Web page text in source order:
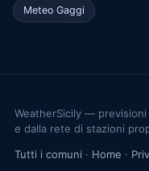
Meteo Gaggi
WeatherSicily — previsioni
e dalla rete di stazioni
Tutti i comuni · Home ·